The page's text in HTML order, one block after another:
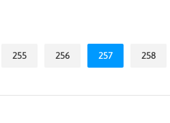
255 256 257 258